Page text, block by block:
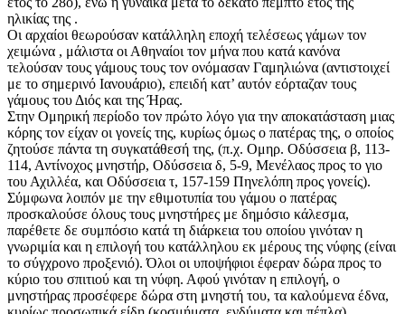
ηλικίας της .
Οι αρχαίοι θεωρούσαν κατάλληλη εποχή τελέσεως γάμων τον
χειμώνα , μάλιστα οι Αθηναίοι τον μήνα που κατά κανόνα
τελούσαν τους γάμους τους τον ονόμασαν Γαμηλιώνα (αντιστοιχεί
με το σημερινό Ιανουάριο), επειδή κατ’ αυτόν εόρταζαν τους
γάμους του Διός και της Ήρας.
Στην Ομηρική περίοδο τον πρώτο λόγο για την αποκατάσταση μιας
κόρης τον είχαν οι γονείς της, κυρίως όμως ο πατέρας της, ο οποίος
ζητούσε πάντα τη συγκατάθεσή της, (π.χ. Ομηρ. Οδύσσεια β, 113-
114, Αντίνοχος μνηστήρ, Οδύσσεια δ, 5-9, Μενέλαος προς το γιο
του Αχιλλέα, και Οδύσσεια τ, 157-159 Πηνελόπη προς γονείς).
Σύμφωνα λοιπόν με την εθιμοτυπία του γάμου ο πατέρας
προσκαλούσε όλους τους μνηστήρες με δημόσιο κάλεσμα,
παρέθετε δε συμπόσιο κατά τη διάρκεια του οποίου γινόταν η
γνωριμία και η επιλογή του κατάλληλου εκ μέρους της νύφης (είναι
το σύγχρονο προξενιό). Όλοι οι υποψήφιοι έφεραν δώρα προς το
κύριο του σπιτιού και τη νύφη. Αφού γινόταν η επιλογή, ο
μνηστήρας προσέφερε δώρα στη μνηστή του, τα καλούμενα έδνα,